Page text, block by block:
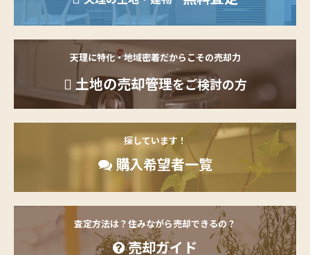
天理に特化・地域密着だからこその売却力
土地の売却管理をご検討の方
探しています！
購入希望者一覧
査定方法は？住みながら売却できるの？
売却ガイド